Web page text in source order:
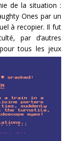
de la situation :
Ones par un
à recopier. Il fut
par d’autres
tous les jeux